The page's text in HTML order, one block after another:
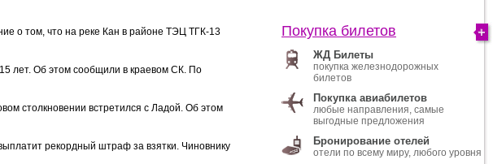
о том, что на реке Кан в районе ТЭЦ ТГК-13
лет. Об этом сообщили в краевом СК. По
столкновении встретился с Ладой. Об этом
рекордный штраф за взятки. Чиновнику
Покупка билетов
ЖД Билеты
покупка железнодорожных
билетов
Покупка авиабилетов
любые направления, самые
выгодные предложения
Бронирование отелей
отели по всему миру, любого уровня